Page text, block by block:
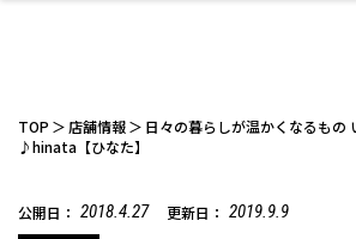
ファッション
TOP 店舗情報
日々の暮らしが温かくなるもの
♪hinata【ひなた】
公開日： 2018.4.27 更新日： 2019.9.9